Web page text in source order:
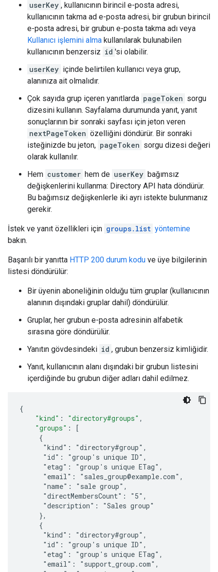
userKey , kullanıcının birincil e-posta adresi,
kullanıcının takma ad e-posta adresi, bir grubun birincil
e-posta adresi, bir grubun e-posta takma adı veya
Kullanıcı işlemini alma kullanılarak bulunabilen
kullanıcının benzersiz id 'si olabilir.
userKey içinde belirtilen kullanıcı veya grup,
alanınıza ait olmalıdır.
Çok sayıda grup içeren yanıtlarda pageToken sorgu
dizesini kullanın. Sayfalama durumunda yanıt, yanıt
sonuçlarının bir sonraki sayfası için jeton veren
nextPageToken özelliğini döndürür. Bir sonraki
isteğinizde bu jeton, pageToken sorgu dizesi değeri
olarak kullanılır.
Hem customer hem de userKey bağımsız
değişkenlerini kullanma: Directory API hata döndürür.
Bu bağımsız değişkenlerle iki ayrı istekte bulunmanız
gerekir.
İstek ve yanıt özellikleri için groups.list yöntemine
bakın.
Başarılı bir yanıtta HTTP 200 durum kodu ve üye bilgilerinin
listesi döndürülür:
Bir üyenin aboneliğinin olduğu tüm gruplar (kullanıcının
alanının dışındaki gruplar dahil) döndürülür.
Gruplar, her grubun e-posta adresinin alfabetik
sırasına göre döndürülür.
Yanıtın gövdesindeki id , grubun benzersiz kimliğidir.
Yanıt, kullanıcının alanı dışındaki bir grubun listesini
içerdiğinde bu grubun diğer adları dahil edilmez.
{
"kind" : "directory#groups" ,
"groups" :
[
     {
      "kind": "directory#group",
      "id": "
group's unique ID",
      "etag": "
group's unique ETag",
      "email": "sales_group@example.com",
      "name": "sale group",
      "directMembersCount": "5",
      "description": "Sales group"
     },
     {
      "kind": "directory#group",
      "id": "
group's unique ID",
      "etag": "
group's unique ETag",
      "email": "support_group.com",